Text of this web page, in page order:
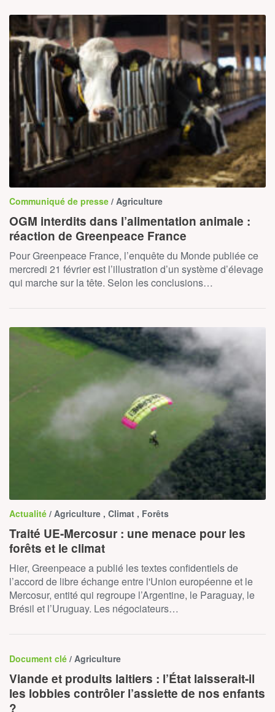
Communiqué de presse / Agriculture
OGM interdits dans l’alimentation animale :
réaction de Greenpeace France
Pour Greenpeace France, l’enquête du Monde publiée ce
mercredi 21 février est l’illustration d’un système d’élevage
qui marche sur la tête. Selon les conclusions…
Actualité / Agriculture , Climat , Forêts
Traité UE-Mercosur : une menace pour les
forêts et le climat
Hier, Greenpeace a publié les textes confidentiels de
l’accord de libre échange entre l'Union européenne et le
Mercosur, entité qui regroupe l’Argentine, le Paraguay, le
Brésil et l’Uruguay. Les négociateurs…
Document clé / Agriculture
Viande et produits laitiers : l’État laisserait-il
les lobbies contrôler l’assiette de nos enfants
?